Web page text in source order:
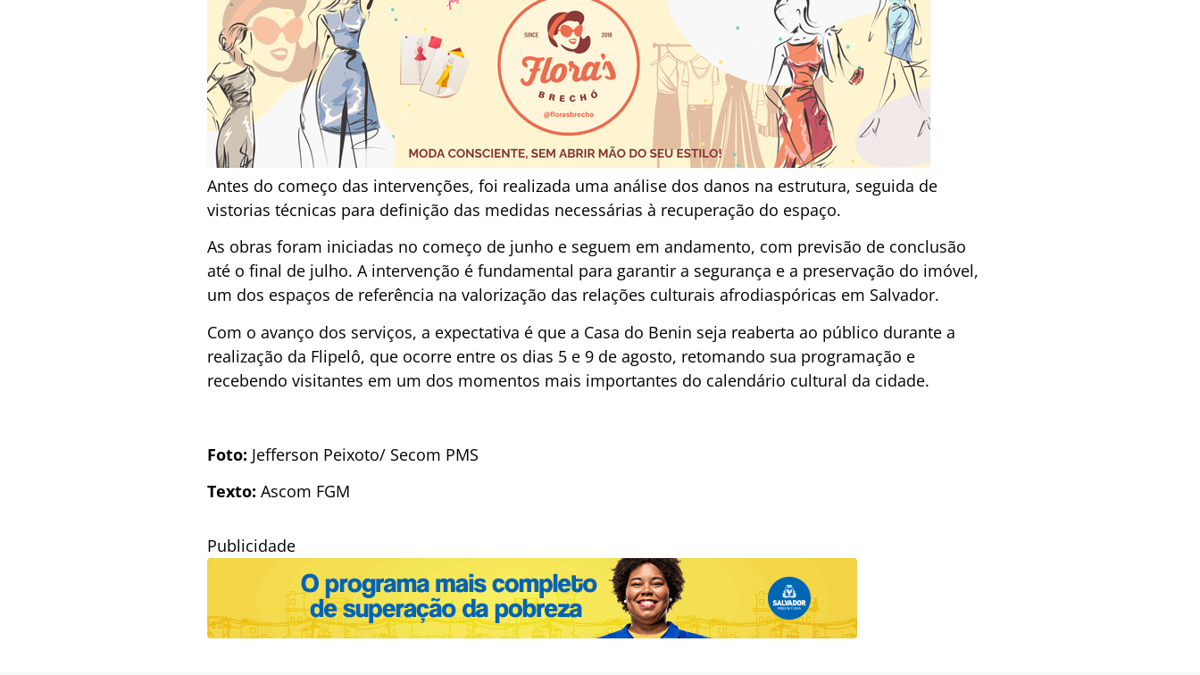
Antes do começo das intervenções, foi realizada uma análise dos danos na estrutura, seguida de
vistorias técnicas para definição das medidas necessárias à recuperação do espaço.
As obras foram iniciadas no começo de junho e seguem em andamento, com previsão de conclusão
até o final de julho. A intervenção é fundamental para garantir a segurança e a preservação do imóvel,
um dos espaços de referência na valorização das relações culturais afrodiaspóricas em Salvador.
Com o avanço dos serviços, a expectativa é que a Casa do Benin seja reaberta ao público durante a
realização da Flipelô, que ocorre entre os dias 5 e 9 de agosto, retomando sua programação e
recebendo visitantes em um dos momentos mais importantes do calendário cultural da cidade.
Foto: Jefferson Peixoto/ Secom PMS
Texto: Ascom FGM
Publicidade